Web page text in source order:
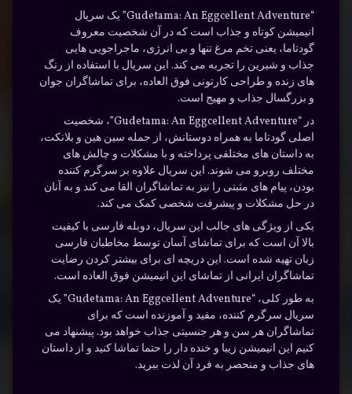
“Gudetama: An Eggcellent Adventure” یک سریال
انیمیشن کوتاه و جذاب است که در آن شخصیت معروف
گودتاما، یعنی تخم مرغ تنها و بی انرژی، ماجراجویی هایی
جذاب و شیرین را تجربه می کند. این سریال با استفاده از رنگ
های زنده و طراحی کارتونی فوق العاده، برای تماشاگران جوان
و بزرگسال جذاب و مهیج است.
در “Gudetama: An Eggcellent Adventure”، شخصیت
اصلی گودتاما به همراه دوستانش، از جمله سین هین و بلانکت،
به داستان های مختلفی پرداخته و با مشکلات و چالش های
مختلف روبرو می شوند. این سریال علاوه بر سرگرم کننده
بودن، پیام های مثبتی را نیز به تماشاگران القا می کند و به آنان
در حل مشکلات و پیشرفت شخصی کمک می کند.
یکی از ویژگی های جالب این سریال، دوبله فارسی با کیفیت
بالا آن است که برای تماشای آسان توسط مخاطبان فارسی
زبان تهیه شده است. این دریچه ای برای بیشتر کردن رضایت
تماشاگران ایرانی از تماشای این انیمیشن فوق العاده است.
به طور کلی، “Gudetama: An Eggcellent Adventure” یک
سریال سرگرم کننده، مفید و آموزنده است که برای
تماشاگران هر سن و هر جنسیتی جذاب خواهد بود. پیشنهاد می
کنیم این انیمیشن زیبا و خنده دار را حتما تماشا کنید و از داستان
های جذاب و منحصر به فرد آن لذت ببرید.